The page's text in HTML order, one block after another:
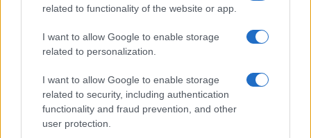
related to functionality of the website or app.
I want to allow Google to enable storage
related to personalization.
I want to allow Google to enable storage
related to security, including authentication
functionality and fraud prevention, and other
user protection.
Boat People: la missione italiana che salvò centinaia di
profughi vietnamiti